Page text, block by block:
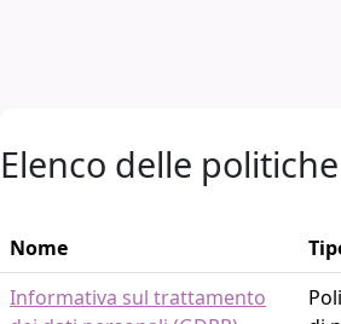
Elenco delle
Nome
Informativa sul trattamento